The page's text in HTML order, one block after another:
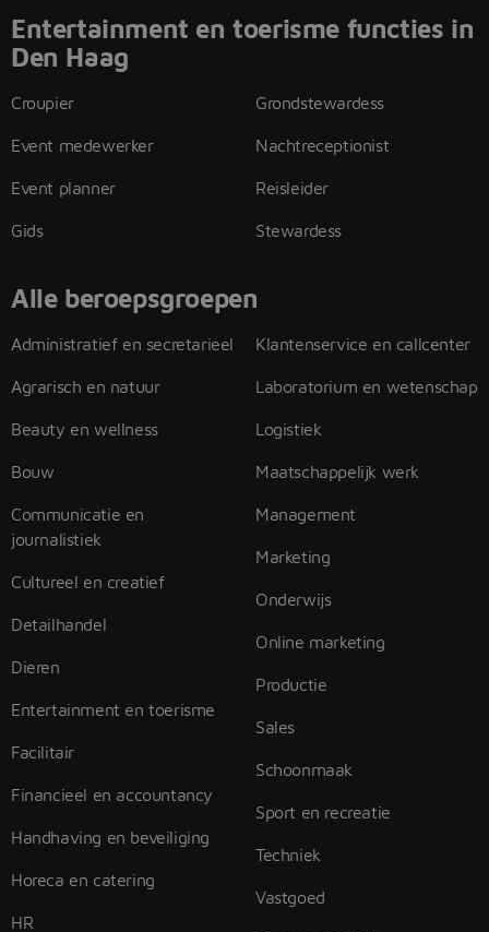
Entertainment en toerisme functies in
Den Haag
Croupier
Event medewerker
Event planner
Gids
Grondstewardess
Nachtreceptionist
Reisleider
Stewardess
Alle beroepsgroepen
Administratief en secretarieel
Agrarisch en natuur
Beauty en wellness
Bouw
Communicatie en
journalistiek
Cultureel en creatief
Detailhandel
Dieren
Entertainment en toerisme
Facilitair
Financieel en accountancy
Handhaving en beveiliging
Horeca en catering
HR
Klantenservice en callcenter
Laboratorium en wetenschap
Logistiek
Maatschappelijk werk
Management
Marketing
Onderwijs
Online marketing
Productie
Sales
Schoonmaak
Sport en recreatie
Techniek
Vastgoed